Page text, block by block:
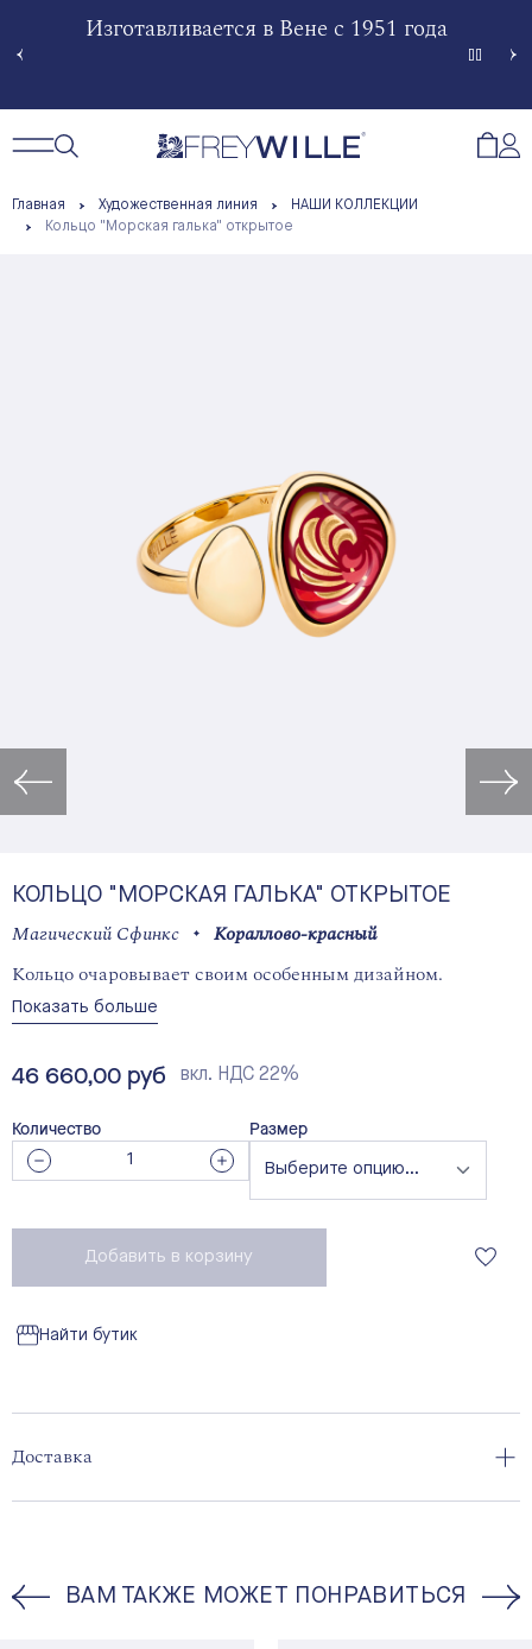
Изготавливается в Вене с 1951 года
Открыть / Закрыть навигацию
Открытый поиск
Главная Художественная линия
НАШИ КОЛЛЕКЦИИ
Кольцо "Морская галька" открытое
КОЛЬЦО "МОРСКАЯ ГАЛЬКА" ОТКРЫТОЕ
Магический Сфинкс
Кораллово-красный
Кольцо очаровывает своим особенным дизайном.
Показать больше
46 660,00 руб вкл. НДС 22%
Количество Размер
Добавить в корзину
Найти бутик
Доставка
ВАМ ТАКЖЕ МОЖЕТ ПОНРАВИТЬСЯ